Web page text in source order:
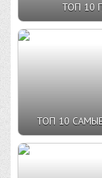
ТОП 10
ТОП 10